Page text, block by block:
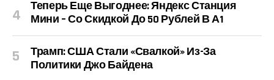
Теперь Еще Выгоднее: Яндекс Станция
Мини – Со Скидкой До 50 Рублей В А1
Трамп: США Стали «свалкой» Из-За
Политики Джо Байдена